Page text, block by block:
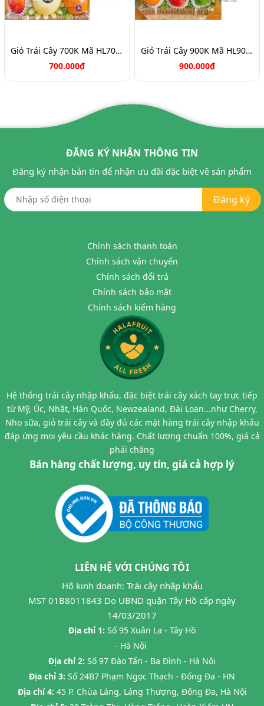
Giỏ Trái Cây 700K Mã HL7088
700.000₫
Giỏ Trái Cây 900K Mã HL9031
900.000₫
ĐĂNG KÝ NHẬN THÔNG TIN
Đăng ký nhận bản tin để nhận ưu đãi đặc biệt về sản phẩm
Đăng ký
Chính sách thanh toán
Chính sách vận chuyển
Chính sách đổi trả
Chính sách bảo mật
Chính sách kiểm hàng
Hệ thống trái cây nhập khẩu, đặc biệt trái cây xách tay trực tiếp
từ Mỹ, Úc, Nhật, Hàn Quốc, Newzealand, Đài Loan...như Cherry,
Nho sữa, giỏ trái cây và đầy đủ các mặt hàng trái cây nhập khẩu
đáp ứng mọi yêu cầu khác hàng. Chất lượng chuẩn 100%, giá cả
phải chăng
Bán hàng chất lượng, uy tín, giá cả hợp lý
LIÊN HỆ VỚI CHÚNG TÔI
Hộ kinh doanh: Trái cây nhập khẩu
MST 01B8011843 Do UBND quận Tây Hồ cấp ngày
14/03/2017
Địa chỉ 1: Số 95 Xuân La - Tây Hồ
- Hà Nội
Địa chỉ 2: Số 97 Đào Tấn - Ba Đình - Hà Nội
Địa chỉ 3: Số 24B7 Phạm Ngọc Thạch - Đống Đa - HN
Địa chỉ 4: 45 P. Chùa Láng, Láng Thượng, Đống Đa, Hà Nội